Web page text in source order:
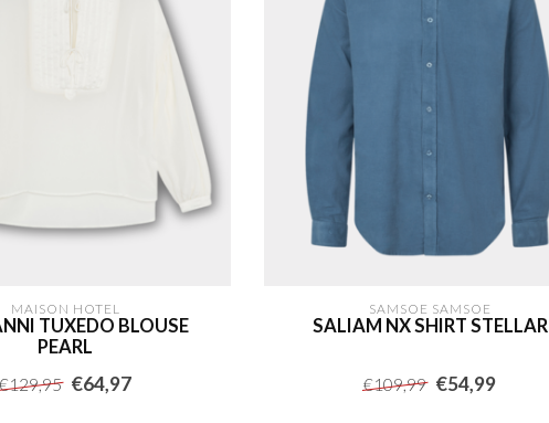
MAISON HOTEL
TUXEDO BLOUSE
PEARL
€129,95 €64,97
SAMSOE SAMSOE
SALIAM NX SHIRT STELLAR
€109,99 €54,99